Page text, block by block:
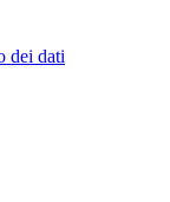
dei dati